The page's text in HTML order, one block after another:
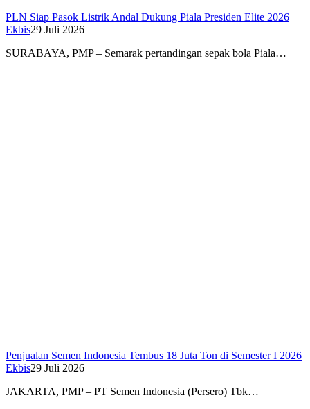
PLN Siap Pasok Listrik Andal Dukung Piala Presiden Elite 2026
Ekbis29 Juli 2026
SURABAYA, PMP – Semarak pertandingan sepak bola Piala…
Penjualan Semen Indonesia Tembus 18 Juta Ton di Semester I 2026
Ekbis29 Juli 2026
JAKARTA, PMP – PT Semen Indonesia (Persero) Tbk…